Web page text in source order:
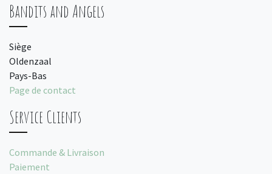
Bandits and Angels
Siège
Oldenzaal
Pays-Bas
Page de contact
Service Clients
Commande & Livraison
Paiement